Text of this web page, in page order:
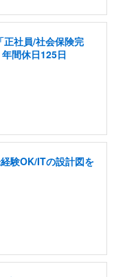
社員/社会保険完
間休日125日
験OK/ITの設計図を